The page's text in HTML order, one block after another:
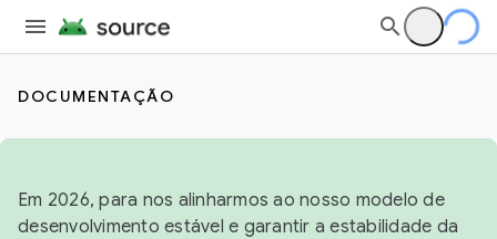
DOCUMENTAÇÃO
Em 2026, para nos alinharmos ao nosso modelo de
desenvolvimento estável e garantir a estabilidade da